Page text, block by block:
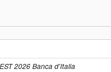
2026 Banca d'Italia